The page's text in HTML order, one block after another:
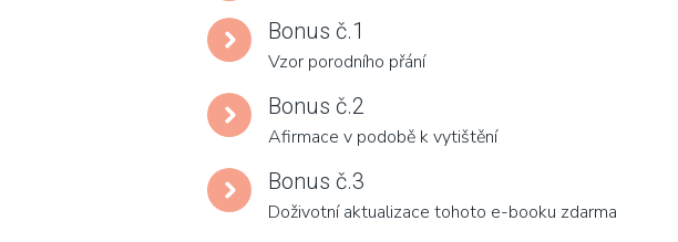
Bonus č.1
Vzor porodního přání
Bonus č.2
Afirmace v podobě k vytištění
Bonus č.3
Doživotní aktualizace tohoto e-booku zdarma